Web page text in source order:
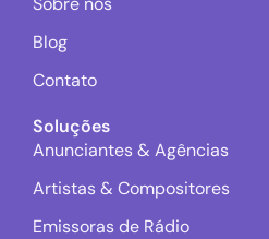
Blog
Contato
Soluções
Anunciantes & Agências
Artistas & Compositores
Emissoras de Rádio